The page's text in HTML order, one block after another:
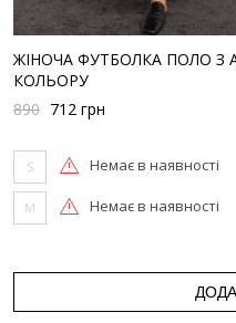
ЖІНОЧА ФУТБОЛКА ПОЛО З
КОЛЬОРУ
890 712 грн
S Немає в наявності
M Немає в наявності